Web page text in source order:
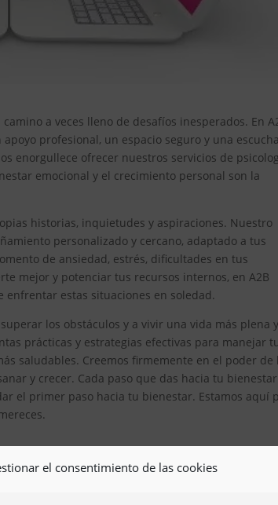
el consentimiento de las cookies
a veces lleno de desafíos inesperados. En
profesional, un espacio seguro y una
enorgullece ofrecer nuestros servicios de
emocional y el crecimiento personal son la
historias, inquietudes y aspiraciones. Nuestro
personalizado y cercano, adaptado a tus
de ansiedad, estrés, dificultades en tus
mejor y potenciar tus recursos internos, en A2B
enfrentar estas situaciones en soledad.
los obstáculos y a vivir una vida más plena
prácticas y estrategias efectivas para manejar
saludables. Creemos firmemente en el poder de
y crecer. Cada paso que das hacia tu
el primer paso hacia tu bienestar. Estamos aquí